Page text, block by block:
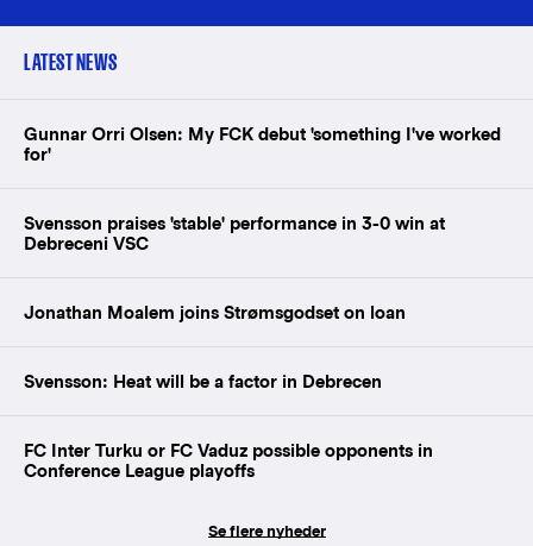
LATEST NEWS
Gunnar Orri Olsen: My FCK debut 'something I've worked
for'
Svensson praises 'stable' performance in 3-0 win at
Debreceni VSC
Jonathan Moalem joins Strømsgodset on loan
Svensson: Heat will be a factor in Debrecen
FC Inter Turku or FC Vaduz possible opponents in
Conference League playoffs
Se flere nyheder